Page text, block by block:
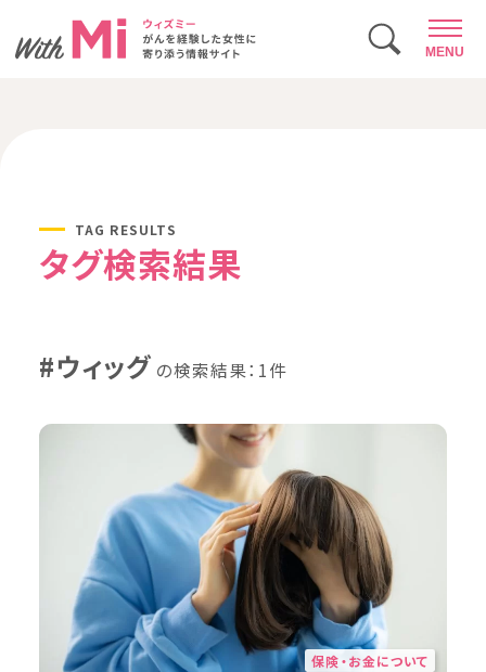
MENU
TAG RESULTS
タグ検索結果
#ウィッグ の検索結果：1件
保険・お金について